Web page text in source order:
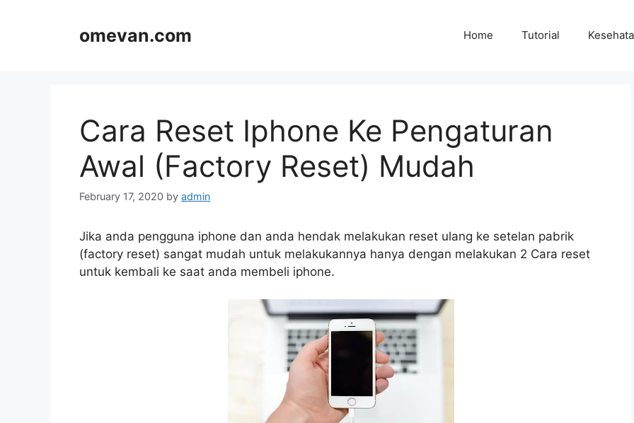
omevan.com Home Tutorial
Cara Reset Iphone Ke Pengaturan
Awal (Factory Reset) Mudah
February 17, 2020 by admin
Jika anda pengguna iphone dan anda hendak melakukan reset ulang ke setelan pabrik
(factory reset) sangat mudah untuk melakukannya hanya dengan melakukan 2 Cara reset
untuk kembali ke saat anda membeli iphone.